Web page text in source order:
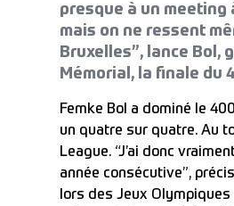
presque à un meeting
mais on ne ressent
Bruxelles”, lance Bol,
Mémorial, la finale du
Femke Bol a dominé le
un quatre sur quatre. Au
League. “J’ai donc
année consécutive”,
lors des Jeux